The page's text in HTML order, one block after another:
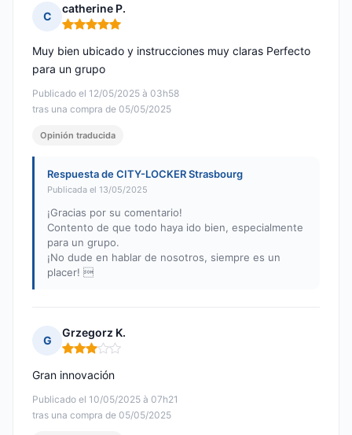
C
catherine P.
Nota: 5 de 5
Publicado el 12/05/2025 à 03h58
tras una compra de 05/05/2025
Muy bien ubicado y instrucciones muy claras Perfecto
para un grupo
Opinión traducida
Respuesta de CITY-LOCKER Strasbourg
Publicada el 13/05/2025
¡Gracias por su comentario!
Contento de que todo haya ido bien, especialmente
para un grupo.
¡No dude en hablar de nosotros, siempre es un
placer! 
G
Grzegorz K.
Nota: 3 de 5
Publicado el 10/05/2025 à 07h21
tras una compra de 05/05/2025
Gran innovación